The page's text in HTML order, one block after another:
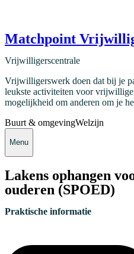
Matchpoint
Vrijwilligerscentrale
Vrijwilligerswerk doen dat bij je
leukste activiteiten voor
mogelijkheid om anderen om je
Buurt & omgevingWelzijn
Menu
Lakens ophangen
ouderen (SPOED)
Praktische informatie